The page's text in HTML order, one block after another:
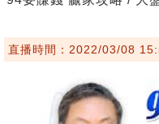
直播時間：2022/03/08